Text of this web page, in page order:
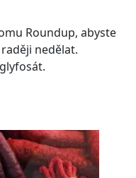
Roundup, abyste
nedělat.